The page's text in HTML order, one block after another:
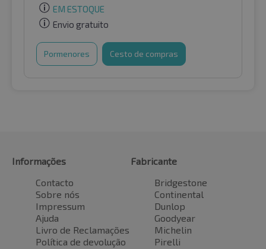
EM ESTOQUE
Envio gratuito
Pormenores Cesto de compras
Informações
Contacto
Sobre nós
Impressum
Ajuda
Livro de Reclamações
Política de devolução
Fabricante
Bridgestone
Continental
Dunlop
Goodyear
Michelin
Pirelli